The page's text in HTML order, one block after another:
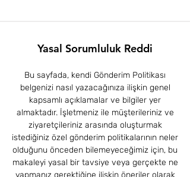
Yasal Sorumluluk Reddi
Bu sayfada, kendi Gönderim Politikası
belgenizi nasıl yazacağınıza ilişkin genel
kapsamlı açıklamalar ve bilgiler yer
almaktadır. İşletmeniz ile müşterileriniz ve
ziyaretçileriniz arasında oluşturmak
istediğiniz özel gönderim politikalarının neler
olduğunu önceden bilemeyeceğimiz için, bu
makaleyi yasal bir tavsiye veya gerçekte ne